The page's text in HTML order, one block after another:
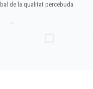
de la qualitat percebuda